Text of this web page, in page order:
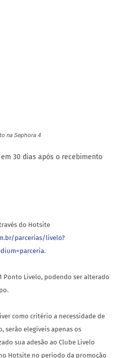
na Sephora 4
30 dias após o recebimento
do Hotsite
parcerias/livelo?
.
Ponto Livelo, podendo ser alterado
como critério a necessidade de
serão elegíveis apenas os
sua adesão ao Clube Livelo
Hotsite no período da promoção